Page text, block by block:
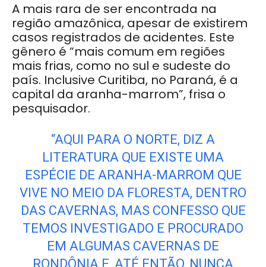
A mais rara de ser encontrada na
região amazônica, apesar de existirem
casos registrados de acidentes. Este
gênero é “mais comum em regiões
mais frias, como no sul e sudeste do
país. Inclusive Curitiba, no Paraná, é a
capital da aranha-marrom”, frisa o
pesquisador.
“AQUI PARA O NORTE, DIZ A
LITERATURA QUE EXISTE UMA
ESPÉCIE DE ARANHA-MARROM QUE
VIVE NO MEIO DA FLORESTA, DENTRO
DAS CAVERNAS, MAS CONFESSO QUE
TEMOS INVESTIGADO E PROCURADO
EM ALGUMAS CAVERNAS DE
RONDÔNIA E, ATÉ ENTÃO, NUNCA